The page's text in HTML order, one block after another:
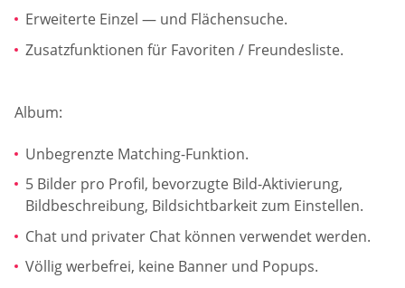
Erweiterte Einzel — und Flächensuche.
Zusatzfunktionen für Favoriten / Freundesliste.
Album:
Unbegrenzte Matching-Funktion.
5 Bilder pro Profil, bevorzugte Bild-Aktivierung,
Bildbeschreibung, Bildsichtbarkeit zum Einstellen.
Chat und privater Chat können verwendet werden.
Völlig werbefrei, keine Banner und Popups.